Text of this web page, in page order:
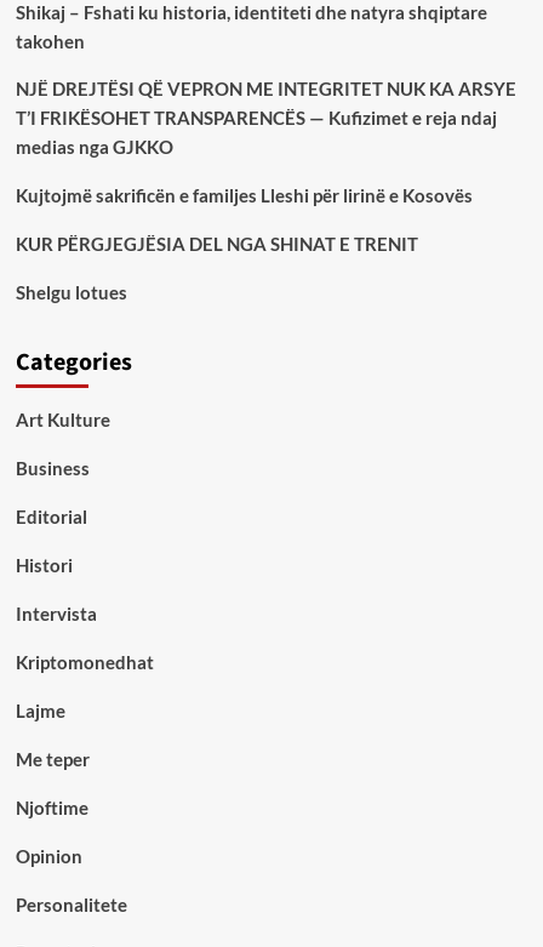
Shikaj – Fshati ku historia, identiteti dhe natyra shqiptare
takohen
NJË DREJTËSI QË VEPRON ME INTEGRITET NUK KA ARSYE
T’I FRIKËSOHET TRANSPARENCËS — Kufizimet e reja ndaj
medias nga GJKKO
Kujtojmë sakrificën e familjes Lleshi për lirinë e Kosovës
KUR PËRGJEGJËSIA DEL NGA SHINAT E TRENIT
Shelgu lotues
Categories
Art Kulture
Business
Editorial
Histori
Intervista
Kriptomonedhat
Lajme
Me teper
Njoftime
Opinion
Personalitete